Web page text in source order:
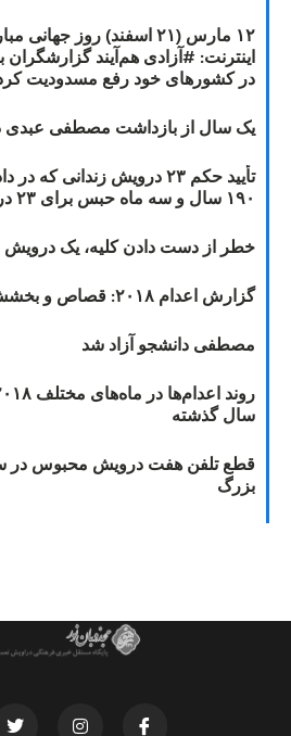
۱۲ مارس (۲۱ اسفند) روز
در کشورهای خود رفع مسدودیت
یک سال از بازداشت مصطفی عبدی
تأیید حکم ۲۳ درویش زندانی
۱۹۰ سال و سه ماه حبس برای ۲۳ درویش گنابادی قطعی شد
خطر از دست دادن کلیه، یک درویش
گزارش اعدام ۲۰۱۸: قصاص و بخشش
مصطفی دانشجو آزاد شد
سال گذشته
قطع تلفن هفت درویش محبوس در
بزرگ